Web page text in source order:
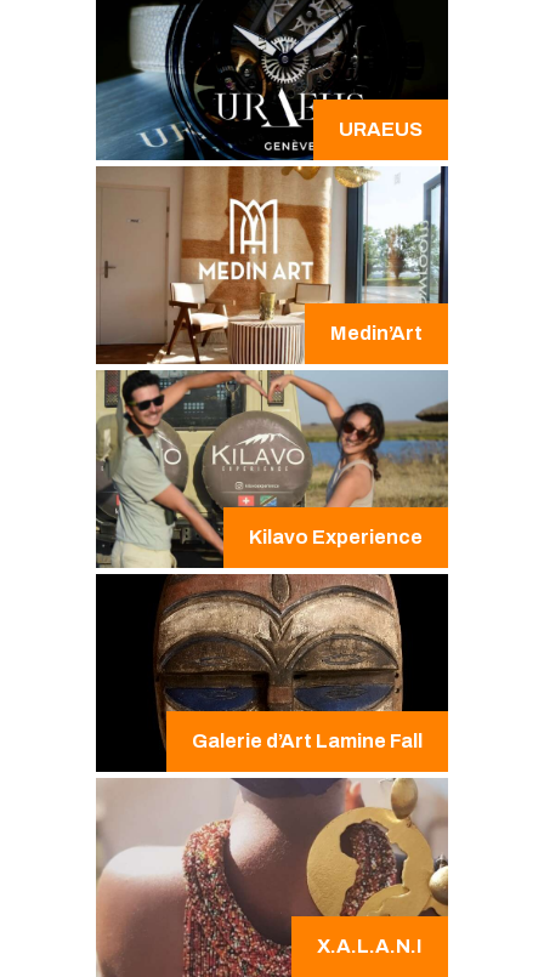
URAEUS
Medin’Art
Kilavo Experience
Galerie d’Art Lamine Fall​
X.A.L.A.N.I